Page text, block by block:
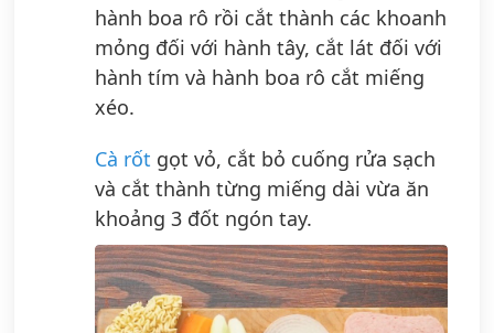
hành boa rô rồi cắt thành các khoanh
mỏng đối với hành tây, cắt lát đối với
hành tím và hành boa rô cắt miếng
xéo.
Cà rốt gọt vỏ, cắt bỏ cuống rửa sạch
và cắt thành từng miếng dài vừa ăn
khoảng 3 đốt ngón tay.